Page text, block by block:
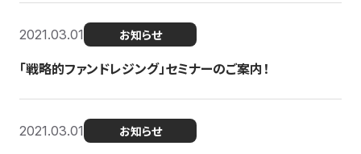
2021.03.01 お知らせ
「戦略的ファンドレジング」セミナーのご案内！
2021.03.01 お知らせ